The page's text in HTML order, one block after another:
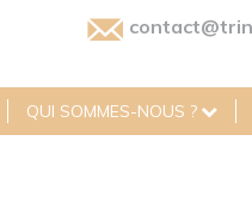
QUI SOMMES-NOUS ?